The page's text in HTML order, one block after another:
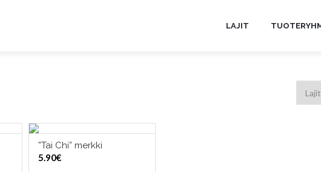
LAJIT
LISÄÄ OSTOSKORIIN
”Tai Chi” merkki
5.90€